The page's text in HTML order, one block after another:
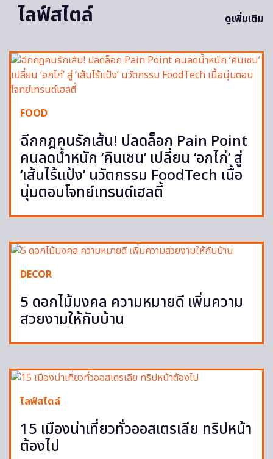
ไลฟ์สไตล์
ดูเพิ่มเติม
FOOD
ฉีกกฎคนรักเส้น! ปลดล็อก Pain Point
คนลดน้ำหนัก ‘คินเซน’ เปลี่ยน ‘อกไก่’ สู่
‘เส้นไร้แป้ง’ นวัตกรรม FoodTech เนื้อ
นุ่มตอบโจทย์เทรนด์เฮลตี้
DECOR
5 ดอกไม้มงคล ความหมายดี เพิ่มความ
สวยงามให้กับบ้าน
ไลฟ์สไตล์
15 เมืองน่าเที่ยวทั่วออสเตรเลีย ทริปหน้า
ต้องไป